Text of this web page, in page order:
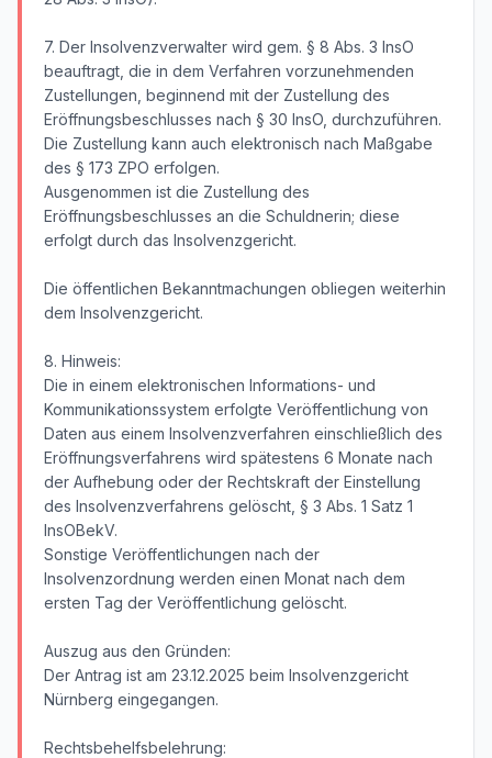
7. Der Insolvenzverwalter wird gem. § 8 Abs. 3 InsO
beauftragt, die in dem Verfahren vorzunehmenden
Zustellungen, beginnend mit der Zustellung des
Eröffnungsbeschlusses nach § 30 InsO, durchzuführen.
Die Zustellung kann auch elektronisch nach Maßgabe
des § 173 ZPO erfolgen.
Ausgenommen ist die Zustellung des
Eröffnungsbeschlusses an die Schuldnerin; diese
erfolgt durch das Insolvenzgericht.
Die öffentlichen Bekanntmachungen obliegen weiterhin
dem Insolvenzgericht.
8. Hinweis:
Die in einem elektronischen Informations- und
Kommunikationssystem erfolgte Veröffentlichung von
Daten aus einem Insolvenzverfahren einschließlich des
Eröffnungsverfahrens wird spätestens 6 Monate nach
der Aufhebung oder der Rechtskraft der Einstellung
des Insolvenzverfahrens gelöscht, § 3 Abs. 1 Satz 1
InsOBekV.
Sonstige Veröffentlichungen nach der
Insolvenzordnung werden einen Monat nach dem
ersten Tag der Veröffentlichung gelöscht.
Auszug aus den Gründen:
Der Antrag ist am 23.12.2025 beim Insolvenzgericht
Nürnberg eingegangen.
Rechtsbehelfsbelehrung: